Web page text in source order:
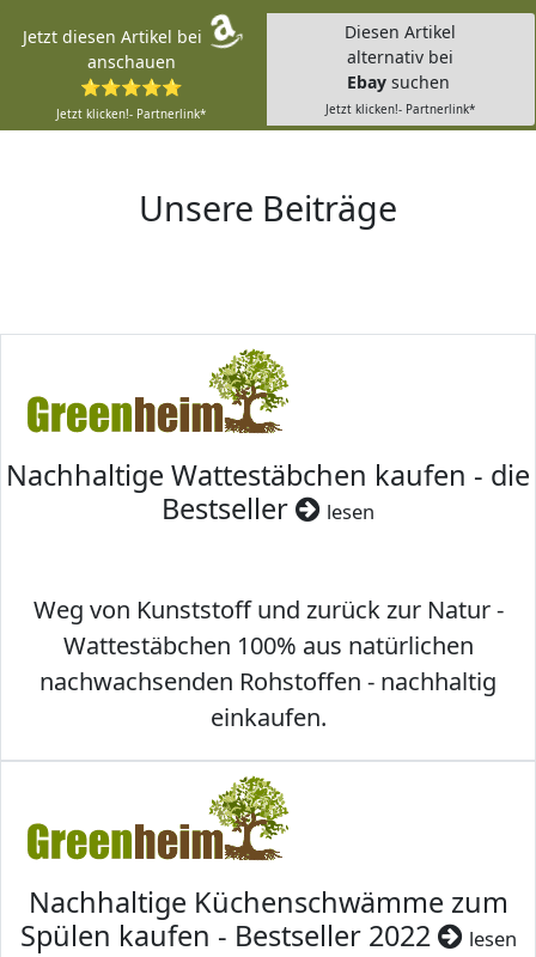
Jetzt diesen Artikel bei
anschauen
⭐⭐⭐⭐⭐
Jetzt klicken!- Partnerlink*
Diesen Artikel
alternativ bei
Ebay suchen
Jetzt klicken!- Partnerlink*
Unsere Beiträge
Nachhaltige Wattestäbchen kaufen - die
Bestseller
lesen
Weg von Kunststoff und zurück zur Natur -
Wattestäbchen 100% aus natürlichen
nachwachsenden Rohstoffen - nachhaltig
einkaufen.
Nachhaltige Küchenschwämme zum
Spülen kaufen - Bestseller 2022
lesen